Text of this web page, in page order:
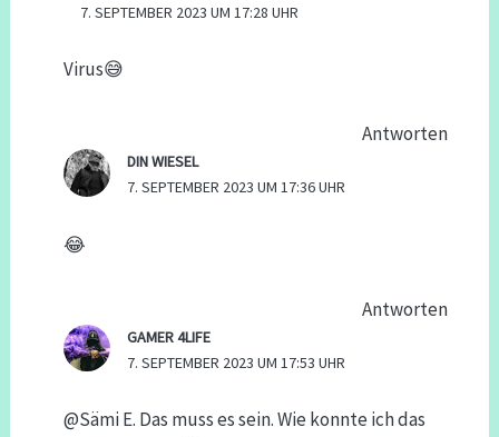
7. SEPTEMBER 2023 UM 17:28 UHR
Virus😅
Antworten
DIN WIESEL
7. SEPTEMBER 2023 UM 17:36 UHR
😂
Antworten
GAMER 4LIFE
7. SEPTEMBER 2023 UM 17:53 UHR
@Sämi E. Das muss es sein. Wie konnte ich das